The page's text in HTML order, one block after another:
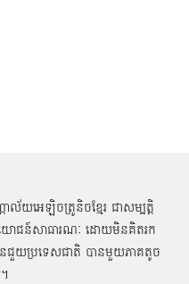
យអេឡិចត្រូនិចខ្មែរ ជាសម្បតិ្ត
រយោជន៍សាធារណៈ ដោយមិនគិតរក
នជួយប្រទេសជាតិ បានមួយភាគតូច